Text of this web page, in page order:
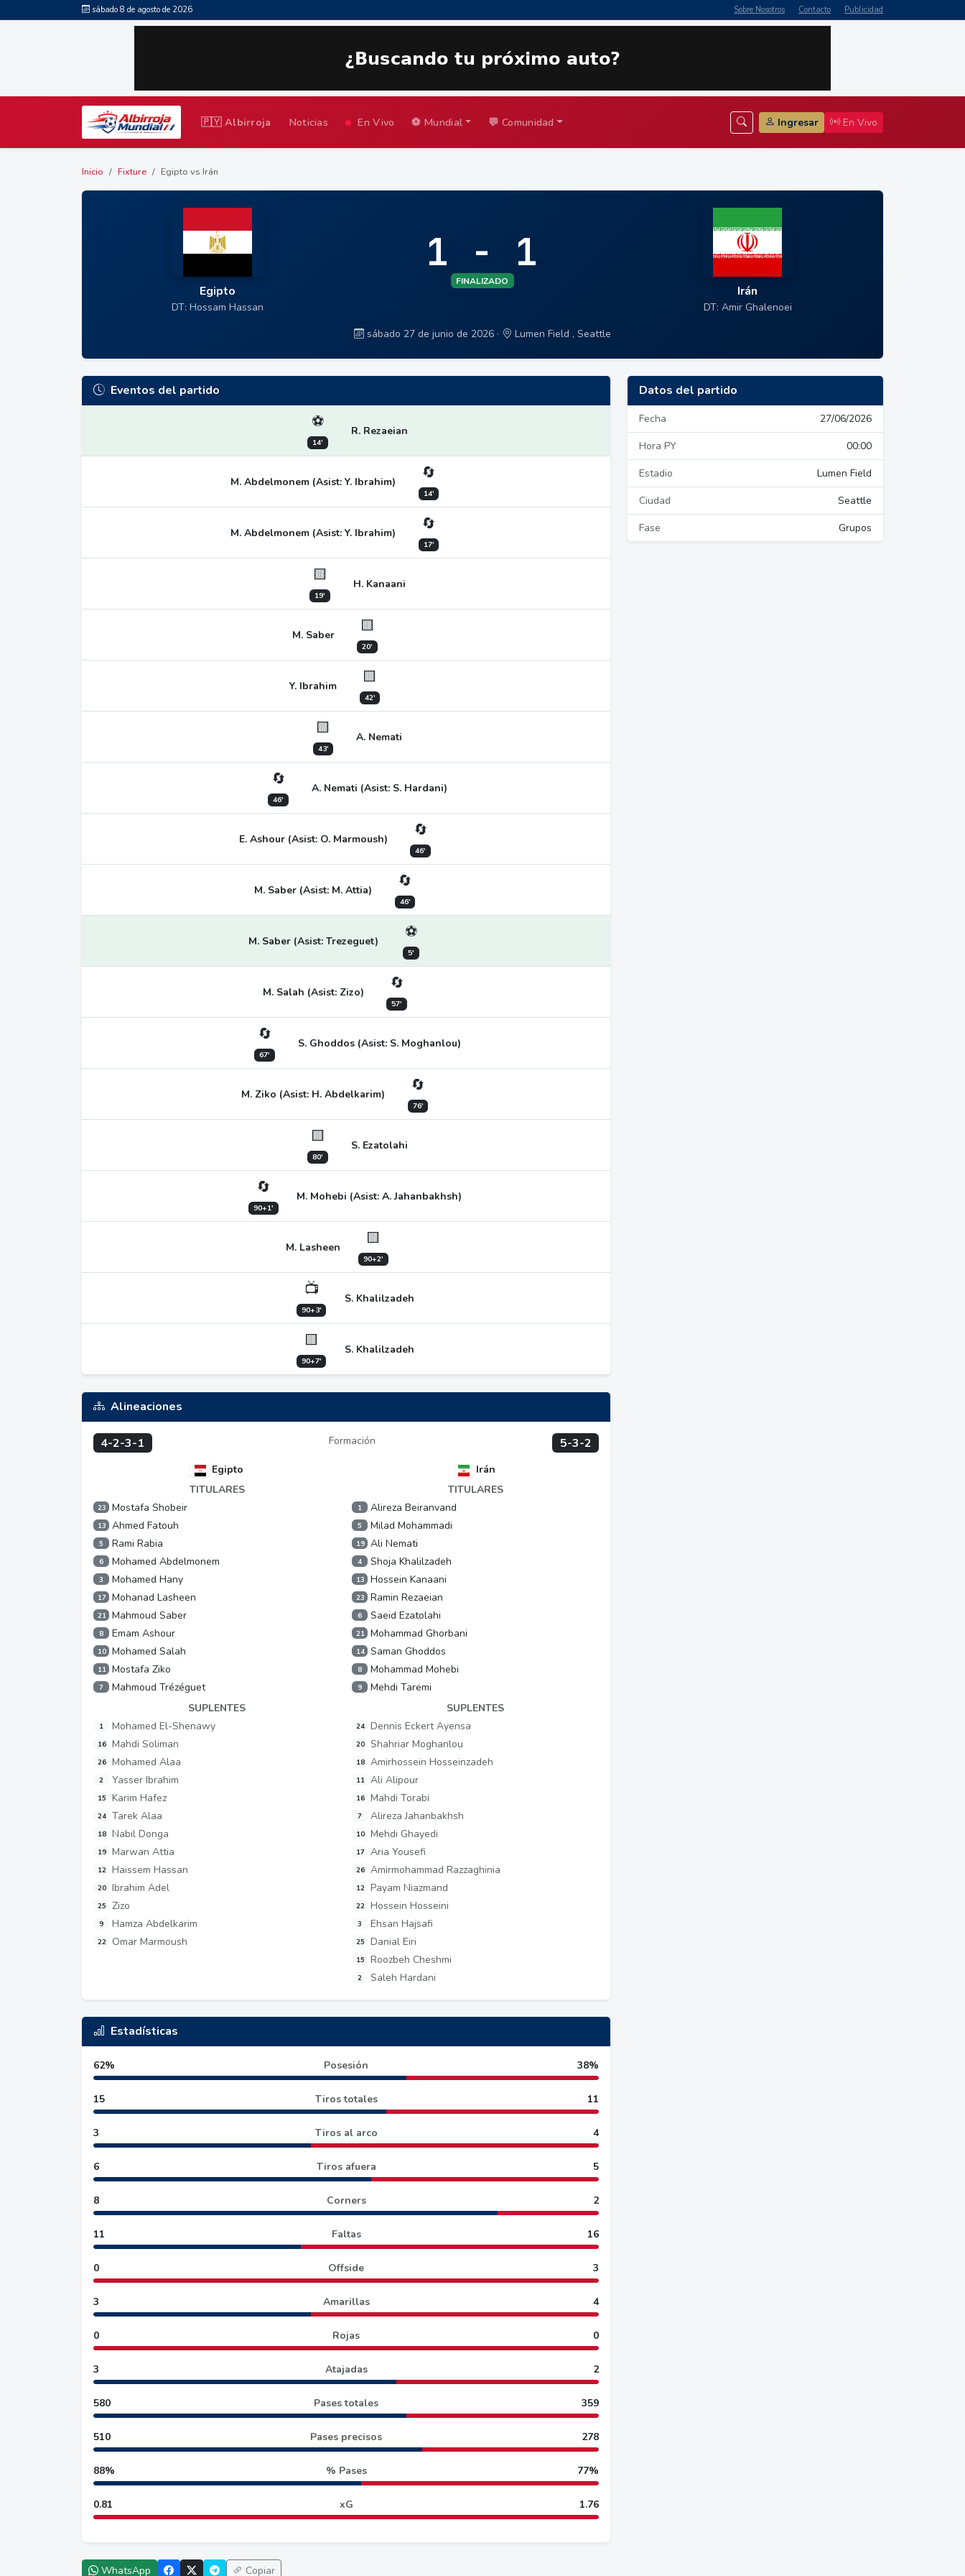
sábado 8 de agosto de 2026 Sobre Nosotros Contacto Publicidad
🇵🇾 Albirroja Noticias En Vivo ⚽ Mundial 💬 Comunidad Ingresar En Vivo
Inicio Fixture Egipto vs Irán
Egipto
DT: Hossam Hassan
1 - 1
FINALIZADO
Irán
DT: Amir Ghalenoei
sábado 27 de junio de 2026 ·
Lumen Field , Seattle
Eventos del partido
⚽
14'
R. Rezaeian
M. Abdelmonem (Asist: Y. Ibrahim) 🔄
14'
M. Abdelmonem (Asist: Y. Ibrahim) 🔄
17'
🟨
19'
H. Kanaani
M. Saber 🟨
20'
Y. Ibrahim 🟨
42'
🟨
43'
A. Nemati
🔄
46'
A. Nemati (Asist: S. Hardani)
E. Ashour (Asist: O. Marmoush) 🔄
46'
M. Saber (Asist: M. Attia) 🔄
46'
M. Saber (Asist: Trezeguet) ⚽
5'
M. Salah (Asist: Zizo) 🔄
57'
🔄
67'
S. Ghoddos (Asist: S. Moghanlou)
M. Ziko (Asist: H. Abdelkarim) 🔄
76'
🟨
80'
S. Ezatolahi
🔄
90+1'
M. Mohebi (Asist: A. Jahanbakhsh)
M. Lasheen 🟨
90+2'
📺
90+3'
S. Khalilzadeh
🟨
90+7'
S. Khalilzadeh
Alineaciones
4-2-3-1 Formación 5-3-2
Egipto
TITULARES
23 Mostafa Shobeir
13 Ahmed Fatouh
5 Rami Rabia
6 Mohamed Abdelmonem
3 Mohamed Hany
17 Mohanad Lasheen
21 Mahmoud Saber
8 Emam Ashour
10 Mohamed Salah
11 Mostafa Ziko
7
Mahmoud Trézéguet
SUPLENTES
1 Mohamed El-Shenawy
16 Mahdi Soliman
26 Mohamed Alaa
2 Yasser Ibrahim
15 Karim Hafez
24 Tarek Alaa
18 Nabil Donga
19 Marwan Attia
12 Haissem Hassan
20 Ibrahim Adel
25 Zizo
9 Hamza Abdelkarim
22 Omar Marmoush
Irán
TITULARES
1 Alireza Beiranvand
5 Milad Mohammadi
19 Ali Nemati
4 Shoja Khalilzadeh
13 Hossein Kanaani
23 Ramin Rezaeian
6 Saeid Ezatolahi
21 Mohammad Ghorbani
14 Saman Ghoddos
8 Mohammad Mohebi
9
Mehdi Taremi
SUPLENTES
24 Dennis Eckert Ayensa
20 Shahriar Moghanlou
18 Amirhossein Hosseinzadeh
11 Ali Alipour
16 Mahdi Torabi
7 Alireza Jahanbakhsh
10 Mehdi Ghayedi
17 Aria Yousefi
26 Amirmohammad Razzaghinia
12 Payam Niazmand
22 Hossein Hosseini
3 Ehsan Hajsafi
25 Danial Eiri
15 Roozbeh Cheshmi
2 Saleh Hardani
Estadísticas
62% Posesión 38%
15 Tiros totales 11
3 Tiros al arco 4
6 Tiros afuera 5
8 Corners 2
11 Faltas 16
0 Offside 3
3 Amarillas 4
0 Rojas 0
3 Atajadas 2
580 Pases totales 359
510 Pases precisos 278
88% % Pases 77%
0.81 xG 1.76
WhatsApp Copiar
Datos del partido
Fecha
27/06/2026
Hora PY
00:00
Estadio
Lumen Field
Ciudad
Seattle
Fase
Grupos